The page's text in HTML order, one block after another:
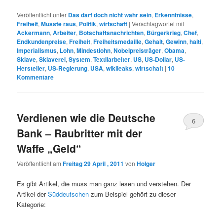
Veröffentlicht unter Das darf doch nicht wahr sein, Erkenntnisse,
Freiheit,Musste raus, Politik,wirtschaft |Verschlagwortet mit
Ackermann,Arbeiter, Botschaftsnachrichten, Bürgerkrieg,Chef,
Endkundenpreise,Freiheit,Freiheitsmedaille,Gehalt,Gewinn,haiti,
Imperialismus, Lohn,Mindestlohn,Nobelpreisträger,Obama,
Sklave,Sklaverei,System,Textilarbeiter, US, US-Dollar, US-
Hersteller, US-Regierung, USA,wikileaks,wirtschaft |10
Kommentare
Verdienen wie die Deutsche
Bank – Raubritter mit der
Waffe „Geld“
Veröffentlicht amFreitag 29 April , 2011 vonHolger
6
Es gibt Artikel, die muss man ganz lesen und verstehen. Der
Artikel derSüddeutschen zum Beispiel gehört zu dieser
Kategorie: